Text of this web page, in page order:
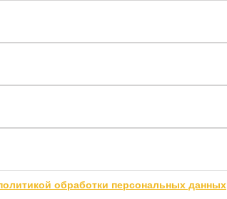
обработки персональных данных